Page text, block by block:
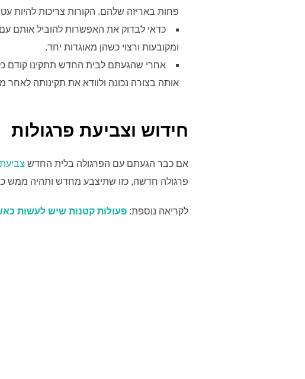
פחות באריזה שלהם. הקורות צריכות להיות
כדאי לבדוק את האפשרות להוביל אותם
ומקובעות ורצוי כשהן מאוגדות יחד.
אחרי שהגעתם לבית החדש תתקינו קודם
אותה בצורה נכונה ולוודא את תקינותה לאחר
חידוש וצביעת פרגולות
אם כבר הגעתם עם הפרגולה בלית החדש
פרגולה חדשה, כזו שתיצבע מחדש ותהיה ממש
לקריאה נוספת: פעולות קטנות שיש לעשות